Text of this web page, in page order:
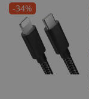
-34%